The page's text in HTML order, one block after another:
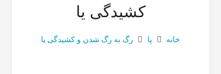
کشیدگی یا
خانه پا رگ به رگ شدن و کشیدگی یا